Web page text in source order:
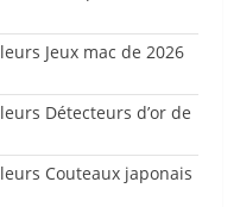
Jeux mac de 2026
Détecteurs d’or de
Couteaux japonais